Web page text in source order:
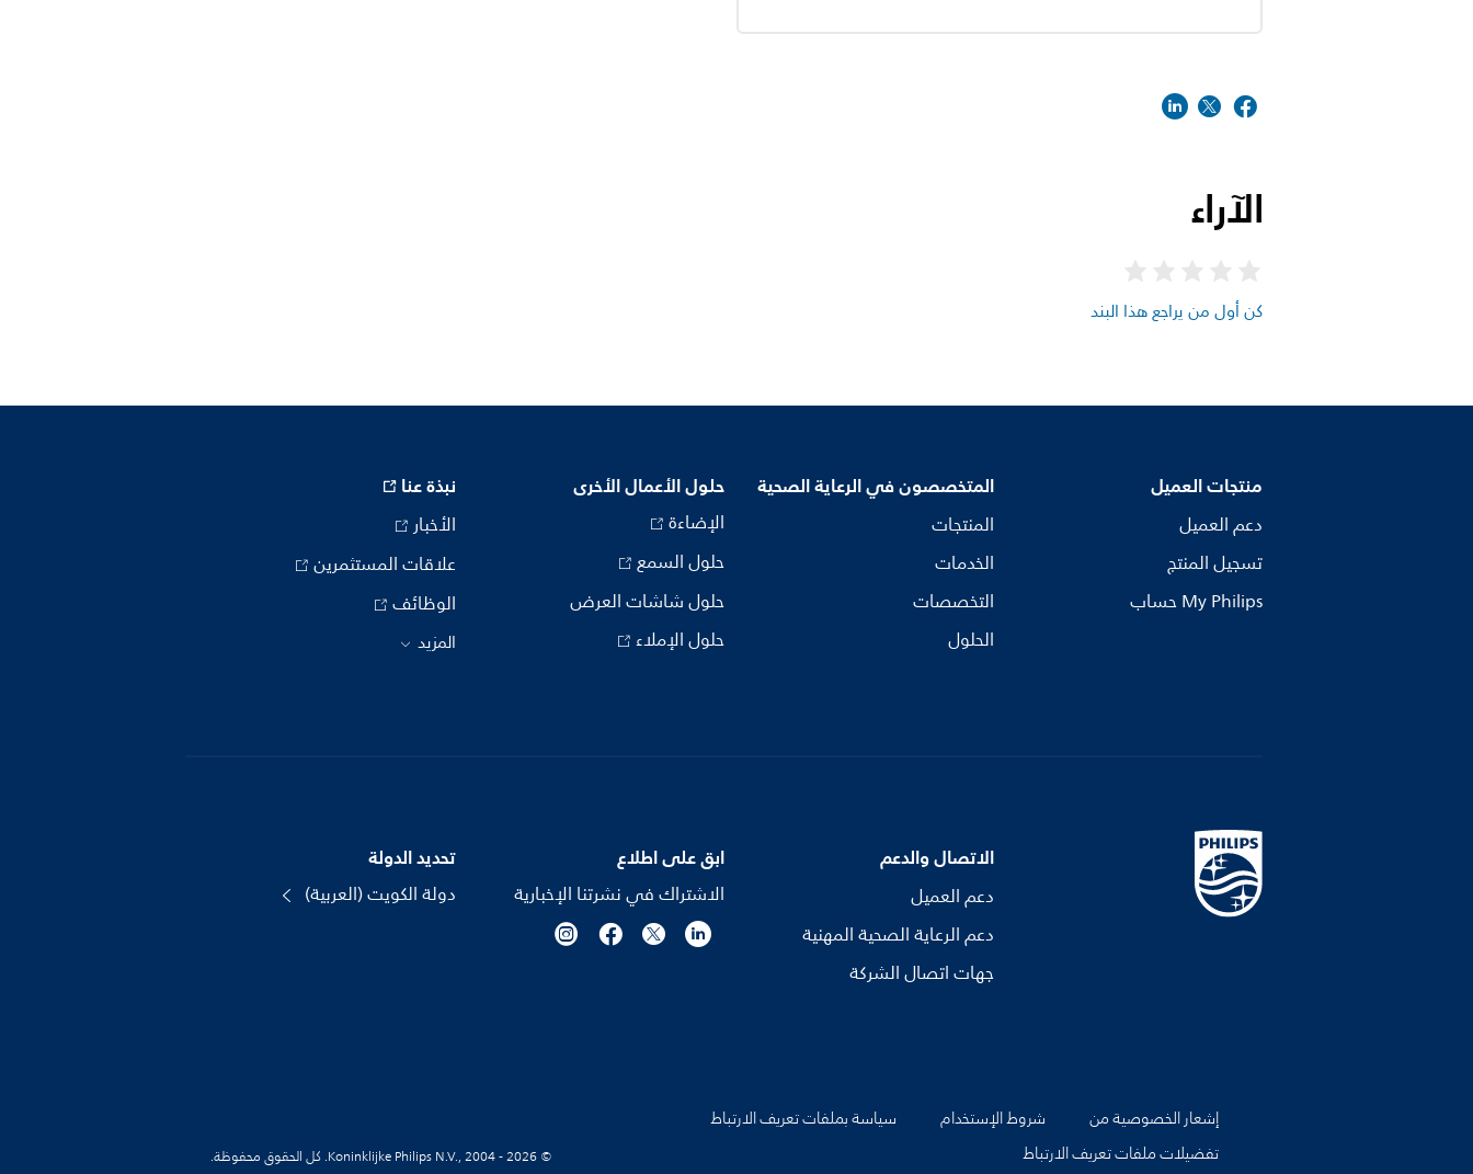
الآراء
كن أول من يراجع هذا البند
منتجات العميل
دعم العميل
تسجيل المنتج
My Philips حساب
المتخصصون في الرعاية الصحية
المنتجات
الخدمات
التخصصات
الحلول
حلول الأعمال الأخرى
الإضاءة
حلول السمع
حلول شاشات العرض
حلول الإملاء
نبذة عنا
الأخبار
علاقات المستثمرين
الوظائف
المزيد
الاتصال والدعم
دعم العميل
دعم الرعاية الصحية المهنية
جهات اتصال الشركة
ابق على اطلاع
الاشتراك في نشرتنا الإخبارية
تحديد الدولة
دولة الكويت (العربية)
إشعار الخصوصية من شروط الإستخدام
سياسة بملفات تعريف الارتباط
تفضيلات ملفات تعريف الارتباط
© Koninklijke Philips N.V., 2004 - 2026. كل الحقوق محفوظة.